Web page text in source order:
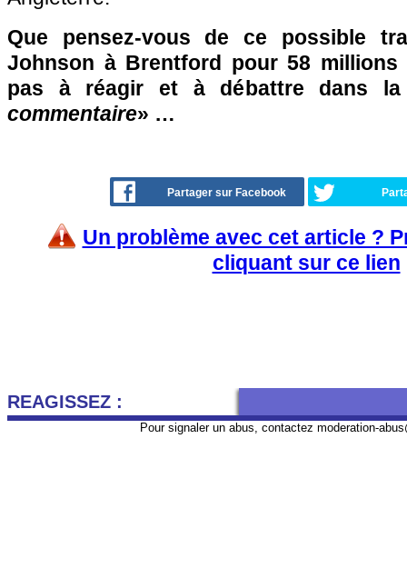
Que pensez-vous de ce possible
Johnson à Brentford pour 58 millions
pas à réagir et à débattre dans
commentaire» …
Partager sur Facebook
Un problème avec cet article ?
cliquant sur ce lien
REAGISSEZ :
Pour signaler un abus, contactez moderation-